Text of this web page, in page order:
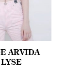
ARVIDA